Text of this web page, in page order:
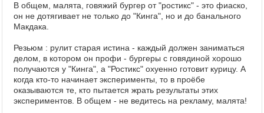
В общем, малята, говяжий бургер от "ростикс" - это фиаско,
он не дотягивает не только до "Кинга", но и до банального
Макдака.
Резьюм : рулит старая истина - каждый должен заниматься
делом, в котором он профи - бургеры с говядиной хорошо
получаются у "Кинга", а "Ростикс" охуенно готовит курицу. А
когда кто-то начинает эксперименты, то в проёбе
оказываются те, кто пытается жрать результаты этих
экспериментов. В общем - не ведитесь на рекламу, малята!